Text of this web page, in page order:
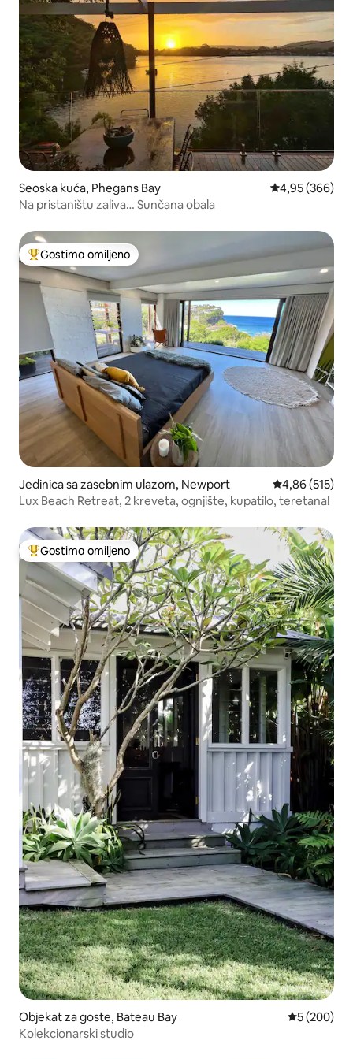
Seoska kuća, Phegans Bay Prosečna
4,95 (366)
Na pristaništu zaliva… Sunčana obala
Najuspešniji među gostima omiljenim
Gostima omiljeno
Jedinica sa zasebnim ulazom, Newport Prosečna
4,86 (515)
Lux Beach Retreat, 2 kreveta, ognjište, kupatilo, teretana!
Najuspešniji među gostima omiljenim
Gostima omiljeno
Objekat za goste, Bateau Bay Prosečna
5 (200)
Kolekcionarski studio